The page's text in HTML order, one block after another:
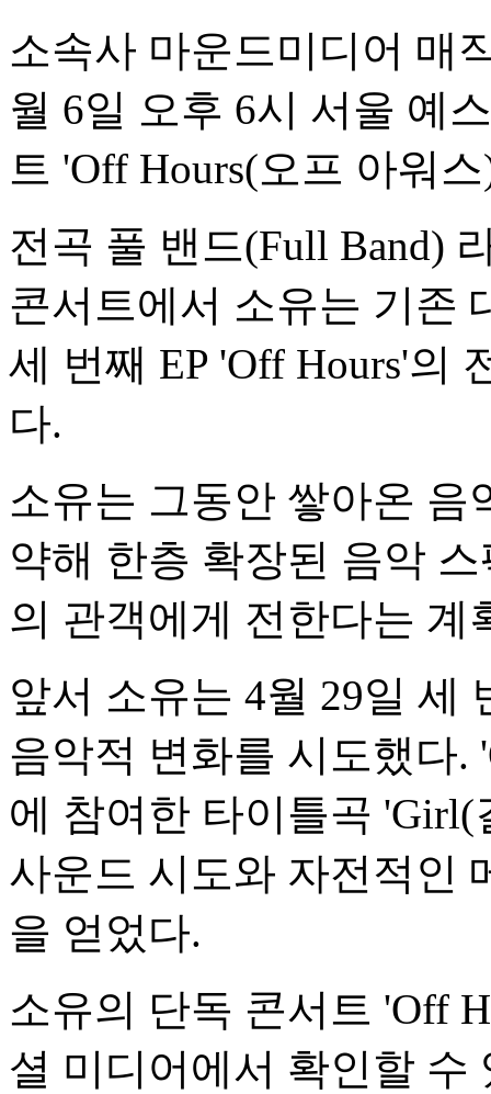
소속사 마운드미디어 매
월 6일 오후 6시 서울 예
트 'Off Hours(오프 아워
전곡 풀 밴드(Full Band)
콘서트에서 소유는 기존
세 번째 EP 'Off Hours'의
다.
소유는 그동안 쌓아온 음
약해 한층 확장된 음악
의 관객에게 전한다는 계
앞서 소유는 4월 29일 세
음악적 변화를 시도했다.
에 참여한 타이틀곡
사운드 시도와 자전적인
을 얻었다.
소유의 단독 콘서트 'Off
셜 미디어에서 확인할 수